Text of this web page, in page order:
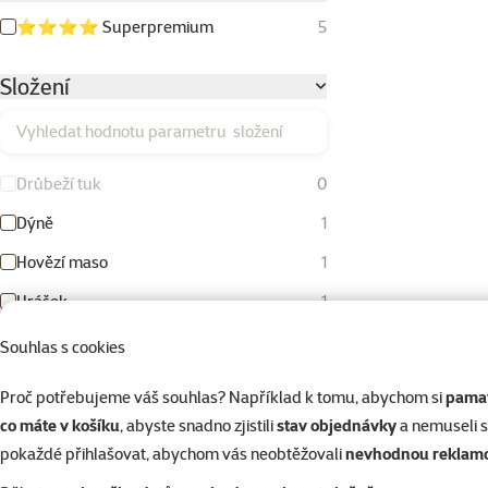
Souhlas s cookies
Proč potřebujeme váš souhlas? Například k tomu, abychom si
co máte v košíku, abyste snadno zjistilistav objednávkya nemuseli
pokaždé přihlašovat, abychom vás neobtěžovalinevhodnou
⭐⭐⭐⭐ Superpremium 5
Složení
Vyhledat hodnotu parametru složení
Drůbeží tuk
0
Dýně
1
Hovězí maso
1
Hrášek
1
Jehněčí maso
Králík
0
Krůtí a krocaní maso
0